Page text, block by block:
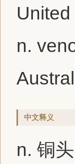
n.
中文释义
n. 铜